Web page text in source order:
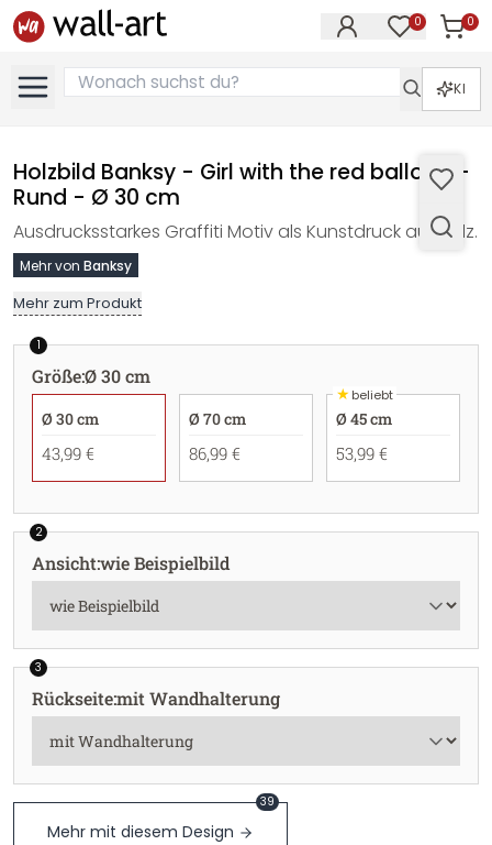
0 0
KI
Holzbild Banksy - Girl with the red balloon -
Rund - Ø 30 cm
Ausdrucksstarkes Graffiti Motiv als Kunstdruck auf Holz.
Mehr von Banksy
Mehr zum Produkt
1
Größe:Ø 30 cm
Ø 30 cm
43,99 €
Ø 70 cm
86,99 €
★beliebt
Ø 45 cm
53,99 €
2
Ansicht:wie Beispielbild
3
Rückseite:mit Wandhalterung
Mehr mit diesem Design
39